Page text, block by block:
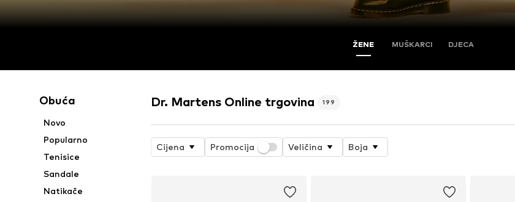
ŽENE MUŠKARCI DJECA
Obuća
Novo
Popularno
Tenisice
Sandale
Natikače
Dr. Martens Online trgovina 199
Cijena Promocija Veličina Boja